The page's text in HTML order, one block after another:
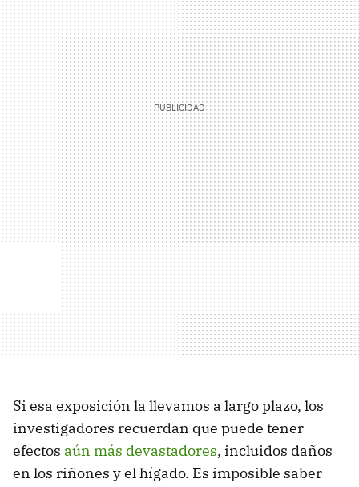
Si esa exposición la llevamos a largo plazo, los
investigadores recuerdan que puede tener
efectos aún más devastadores, incluidos daños
en los riñones y el hígado. Es imposible saber